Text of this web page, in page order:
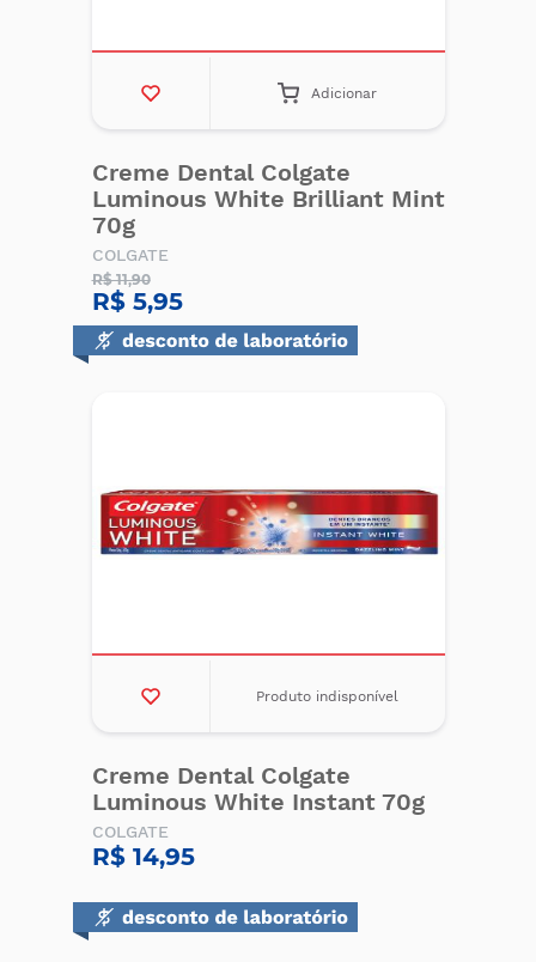
Adicionar
Creme Dental Colgate
Luminous White Brilliant Mint
70g
COLGATE
R$ 11,90
R$ 5,95
Produto indisponível
Creme Dental Colgate
Luminous White Instant 70g
COLGATE
R$ 14,95